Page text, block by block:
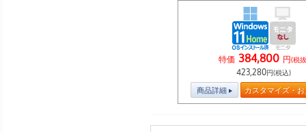
特価 384,800 円(税
423,280円(税込)
商品詳細 カスタマイズ・